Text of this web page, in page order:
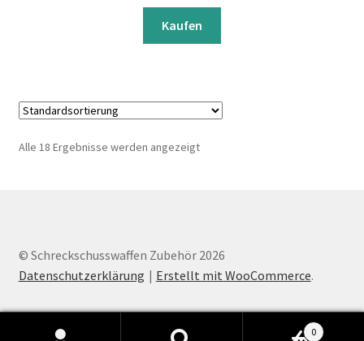
Kaufen
Alle 18 Ergebnisse werden angezeigt
© Schreckschusswaffen Zubehör 2026
Datenschutzerklärung
Erstellt mit WooCommerce.
0